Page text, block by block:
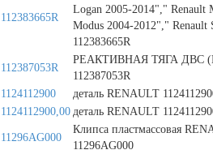
112383665R
Logan 2005-2014"," Renault
Modus 2004-2012","
112383665R
112387053R
РЕАКТИВНАЯ ТЯГА ДВС
112387053R
1124112900
деталь RENAULT
1124112900,00 деталь RENAULT
11296AG000
Клипса пластмассовая
11296AG000